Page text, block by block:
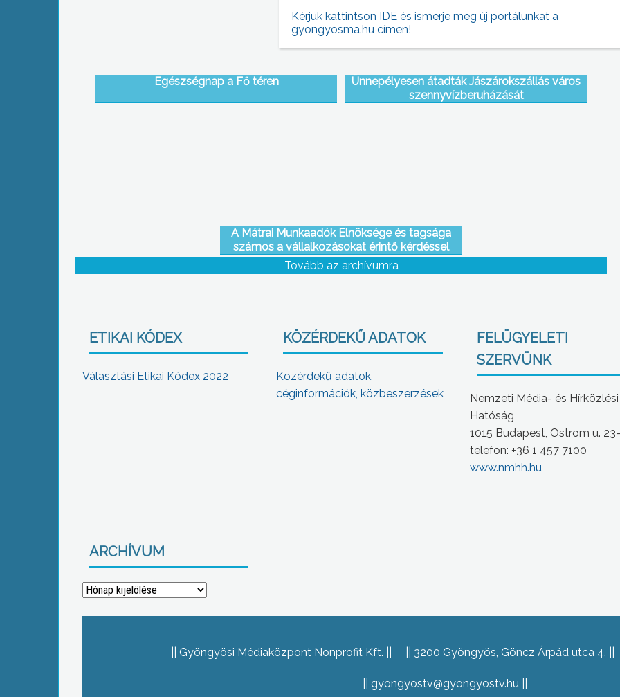
Egészségnap a Fő téren
Ünnepélyesen átadták Jászárokszállás város
szennyvízberuházását
A Mátrai Munkaadók Elnöksége és tagsága
számos a vállalkozásokat érintő kérdéssel
kereste meg a polgármestert még szeptember
elején
Tovább az archívumra
ETIKAI KÓDEX
Választási Etikai Kódex 2022
KÖZÉRDEKŰ ADATOK
Közérdekű adatok,
céginformációk, közbeszerzések
FELÜGYELETI
SZERVÜNK
Nemzeti Média- és Hírközlési
Hatóság
1015 Budapest, Ostrom u.
telefon: +36 1 457 7100
www.nmhh.hu
ARCHÍVUM
Archívum
Gyöngyösi Médiaközpont Nonprofit Kft. 3200 Gyöngyös, Göncz Árpád utca 4.
gyongyostv@gyongyostv.hu
Kérjük kattintson IDE és ismerje meg új portálunkat a
gyongyosma.hu címen!